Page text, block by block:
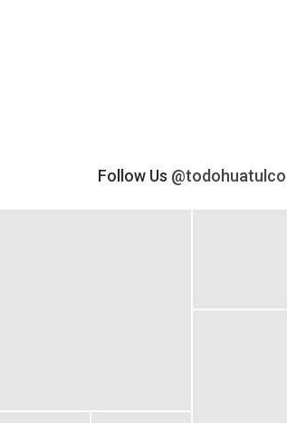
Follow Us @todohuatulco